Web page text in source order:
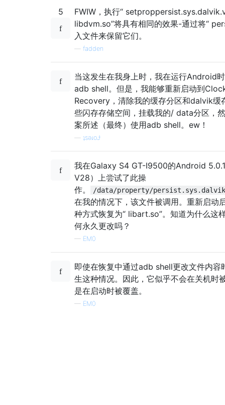
5
FWIW，执行“
libdvm.so”将具有相同的效果-通过将“
入文件来保留它们。
fadden
当这发生在我身上时，我在运行Android
adb shell。但是，我能够重新启动到
Recovery，清除我的缓存分区和dalvik缓
些闪存存储空间，挂载我的/ data分区，
案所述（最终）使用adb shell。ew！
ʇsәɹoɈ
我在Galaxy S4 GT-I9500的Android
V28）上尝试了此操
作。
/data/property/
在我的情况下，该文件被调用。重新启动
种方式恢复为“ libart.so”。知道为什么这
何永久更改吗？
— EM0
即使在恢复中通过adb shell更改文件内容
生这种情况。因此，它似乎不会在关机时
是在启动时被覆盖。
— EM0